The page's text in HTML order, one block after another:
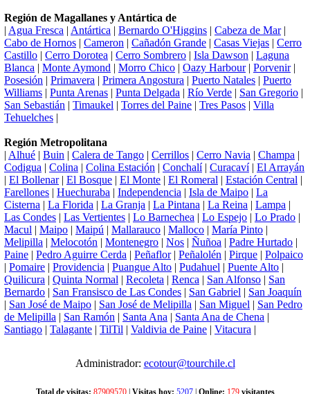
Región de Magallanes y Antártica de
| Agua Fresca | Antártica | Bernardo O'Higgins | Cabeza de Mar|
Cabo de Hornos | Cameron | Cañadón Grande | Casas Viejas | Cerro
Castillo | Cerro Dorotea | Cerro Sombrero | Isla Dawson | Laguna
Blanca | Monte Aymond | Morro Chico | Oazy Harbour| Porvenir|
Posesión | Primavera | Primera Angostura | Puerto Natales | Puerto
Williams | Punta Arenas | Punta Delgada | Río Verde | San Gregorio |
San Sebastián | Timaukel | Torres del Paine | Tres Pasos | Villa
Tehuelches |
Región Metropolitana
| Alhué | Buin | Calera de Tango | Cerrillos | Cerro Navia | Champa |
Codigua | Colina | Colina Estación | Conchalí| Curacaví| El Arrayán
| El Bollenar| El Bosque | El Monte | El Romeral | Estación Central |
Farellones | Huechuraba | Independencia | Isla de Maipo | La
Cisterna | La Florida | La Granja | La Pintana | La Reina | Lampa |
Las Condes | Las Vertientes | Lo Barnechea | Lo Espejo | Lo Prado |
Macul | Maipo | Maipú | Mallarauco | Malloco | María Pinto |
Melipilla | Melocotón | Montenegro | Nos | Ñuñoa | Padre Hurtado |
Paine | Pedro Aguirre Cerda | Peñaflor| Peñalolén | Pirque | Polpaico
| Pomaire | Providencia | Puangue Alto | Pudahuel | Puente Alto |
Quilicura | Quinta Normal | Recoleta | Renca | San Alfonso | San
Bernardo | San Fransisco de Las Condes | San Gabriel | San Joaquín
| San José de Maipo | San José de Melipilla | San Miguel | San Pedro
de Melipilla | San Ramón | Santa Ana | Santa Ana de Chena |
Santiago | Talagante | TilTil | Valdivia de Paine | Vitacura |
Administrador: ecotour@tourchile.cl